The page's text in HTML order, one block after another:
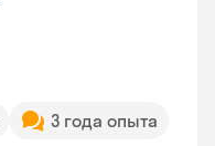
3 года опыта